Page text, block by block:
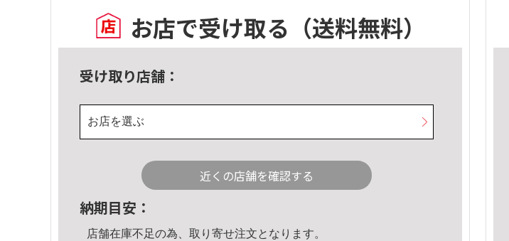
お店で受け取る （送料無料）
受け取り店舗：
お店を選ぶ
近くの店舗を確認する
納期目安：
店舗在庫不足の為、取り寄せ注文となります。